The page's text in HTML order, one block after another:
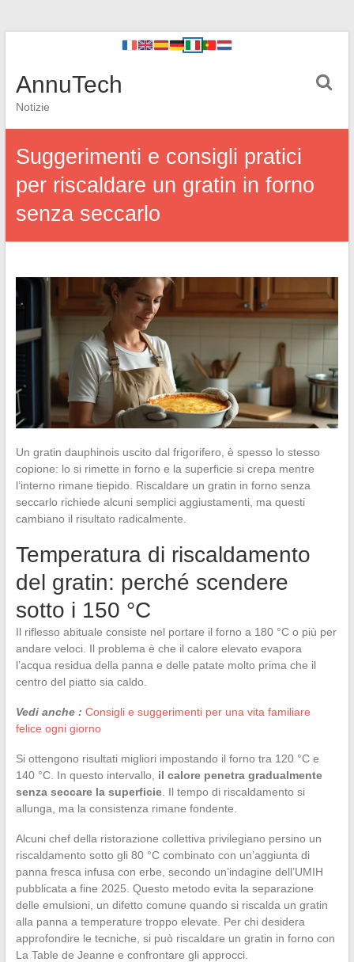
AnnuTech
Notizie
Suggerimenti e consigli pratici
per riscaldare un gratin in forno
senza seccarlo
Un gratin dauphinois uscito dal frigorifero, è spesso lo stesso
copione: lo si rimette in forno e la superficie si crepa mentre
l’interno rimane tiepido. Riscaldare un gratin in forno senza
seccarlo richiede alcuni semplici aggiustamenti, ma questi
cambiano il risultato radicalmente.
Temperatura di riscaldamento
del gratin: perché scendere
sotto i 150 °C
Il riflesso abituale consiste nel portare il forno a 180 °C o più per
andare veloci. Il problema è che il calore elevato evapora
l’acqua residua della panna e delle patate molto prima che il
centro del piatto sia caldo.
Vedi anche : Consigli e suggerimenti per una vita familiare
felice ogni giorno
Si ottengono risultati migliori impostando il forno tra 120 °C e
140 °C. In questo intervallo, il calore penetra gradualmente
senza seccare la superficie. Il tempo di riscaldamento si
allunga, ma la consistenza rimane fondente.
Alcuni chef della ristorazione collettiva privilegiano persino un
riscaldamento sotto gli 80 °C combinato con un’aggiunta di
panna fresca infusa con erbe, secondo un’indagine dell’UMIH
pubblicata a fine 2025. Questo metodo evita la separazione
delle emulsioni, un difetto comune quando si riscalda un gratin
alla panna a temperature troppo elevate. Per chi desidera
approfondire le tecniche, si può riscaldare un gratin in forno con
La Table de Jeanne e confrontare gli approcci.